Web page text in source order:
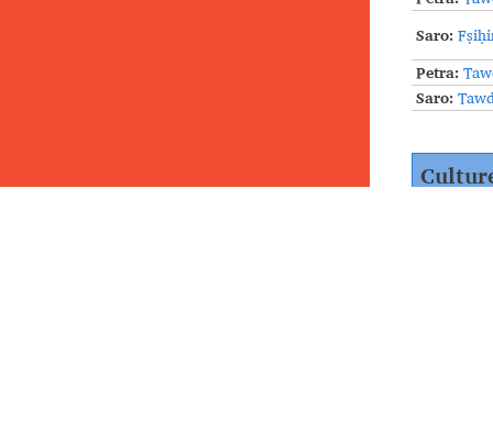
Saro:
Petra:
Saro: